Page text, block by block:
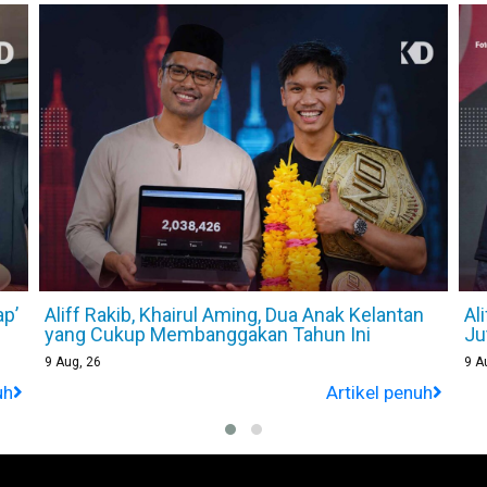
Aliff Rakib Hadiahkan Ibu Bapa Rumah RM1
Juta, Bakal Kahwini Gadis Thailand
9 Aug, 26
Artikel penuh
9